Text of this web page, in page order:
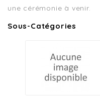
une cérémonie à venir.
Sous-Catégories